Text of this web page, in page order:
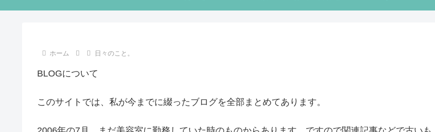
ホーム 日々のこと。
BLOGについて
このサイトでは、私が今までに綴ったブログを全部まとめてあります。